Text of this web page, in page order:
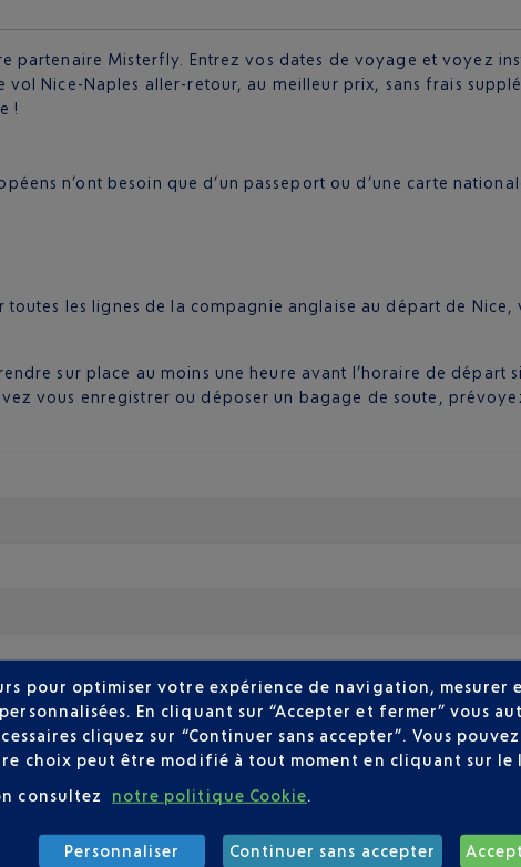
partenaire Misterfly. Entrez vos dates de voyage et voyez
Nice-Naples aller-retour, au meilleur prix, sans frais
!
n’ont besoin que d’un passeport ou d’une carte
toutes les lignes de la compagnie anglaise au départ de
sur place au moins une heure avant l’horaire de départ
vous enregistrer ou déposer un bagage de soute,
cette distance, vous avez le choix entre :
ville. Comptez entre 15 et 30 minutes de trajet.
vérifiez que le taxi utilise un compteur.
des loueurs locaux.
pour optimiser votre expérience de navigation, mesurer
En cliquant sur “Accepter et fermer” vous
cliquez sur “Continuer sans accepter”. Vous
choix peut être modifié à tout moment en cliquant sur le
consultez notre politique Cookie
Personnaliser Continuer sans accepter